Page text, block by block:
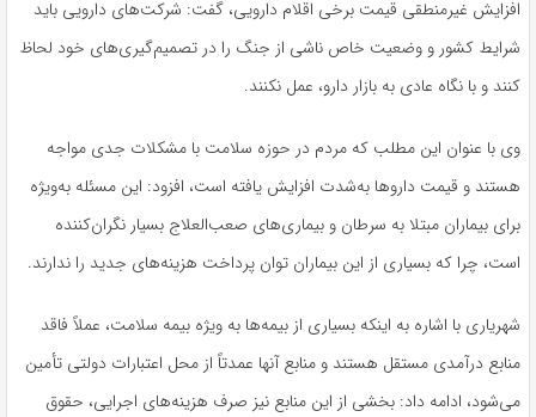
افزایش غیرمنطقی قیمت برخی اقلام دارویی، گفت: شرکت‌های دارویی باید
شرایط کشور و وضعیت خاص ناشی از جنگ را در تصمیم‌گیری‌های خود لحاظ
کنند و با نگاه عادی به بازار دارو، عمل نکنند.
وی با عنوان این مطلب که مردم در حوزه سلامت با مشکلات جدی مواجه
هستند و قیمت داروها به‌شدت افزایش یافته است، افزود: این مسئله به‌ویژه
برای بیماران مبتلا به سرطان و بیماری‌های صعب‌العلاج بسیار نگران‌کننده
است، چرا که بسیاری از این بیماران توان پرداخت هزینه‌های جدید را ندارند.
شهریاری با اشاره به اینکه بسیاری از بیمه‌ها به‌ ویژه بیمه سلامت، عملاً فاقد
منابع درآمدی مستقل هستند و منابع آنها عمدتاً از محل اعتبارات دولتی تأمین
می‌شود، ادامه داد: بخشی از این منابع نیز صرف هزینه‌های اجرایی، حقوق